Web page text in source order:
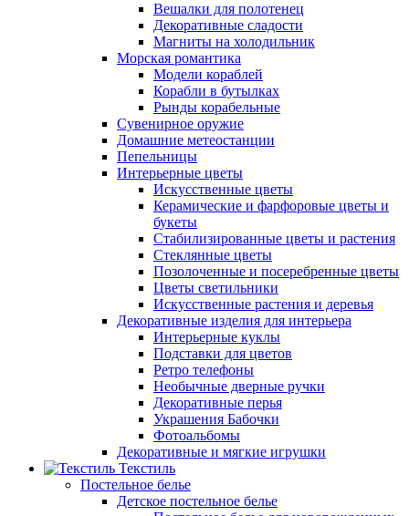
Вешалки для полотенец
Декоративные сладости
Магниты на холодильник
Морская романтика
Модели кораблей
Корабли в бутылках
Рынды корабельные
Сувенирное оружие
Домашние метеостанции
Пепельницы
Интерьерные цветы
Искусственные цветы
Керамические и фарфоровые цветы и
букеты
Стабилизированные цветы и растения
Стеклянные цветы
Позолоченные и посеребренные цветы
Цветы светильники
Искусственные растения и деревья
Декоративные изделия для интерьера
Интерьерные куклы
Подставки для цветов
Ретро телефоны
Необычные дверные ручки
Декоративные перья
Украшения Бабочки
Фотоальбомы
Декоративные и мягкие игрушки
Текстиль
Постельное белье
Детское постельное белье